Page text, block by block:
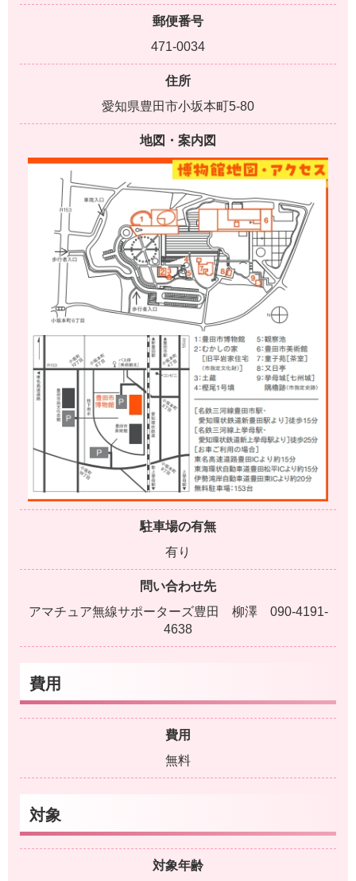
郵便番号
471-0034
住所
愛知県豊田市小坂本町5-80
地図・案内図
駐車場の有無
有り
問い合わせ先
アマチュア無線サポーターズ豊田 柳澤 090-4191-
4638
費用
費用
無料
対象
対象年齢